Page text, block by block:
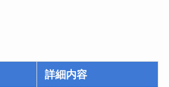
詳細内容